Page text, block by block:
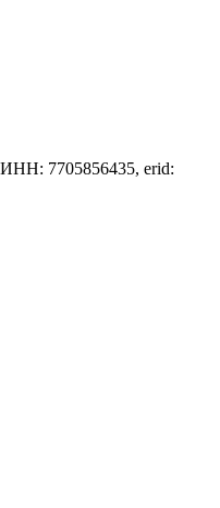
7705856435, erid: